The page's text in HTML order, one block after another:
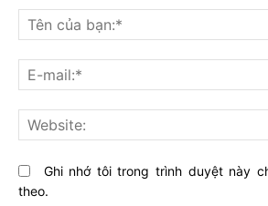
nghĩ
gì
về
bài
viết
này?
Ghi nhớ tôi trong trình duyệt này
theo.